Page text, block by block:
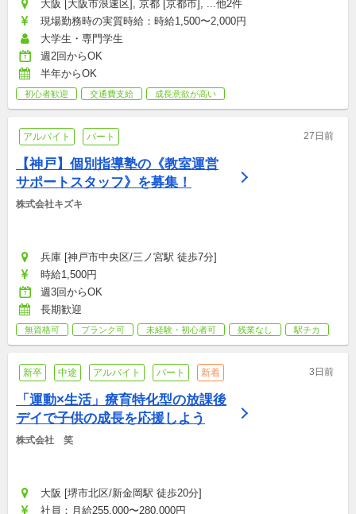
大阪 [大阪市浪速区], 京都 [京都市], ...他2件
現場勤務時の実質時給：時給1,500〜2,000円
大学生・専門学生
週2回からOK
半年からOK
初心者歓迎 交通費支給 成長意欲が高い
アルバイト パート 27日前
【神戸】個別指導塾の《教室運営
サポートスタッフ》を募集！
株式会社キズキ
兵庫 [神戸市中央区/三ノ宮駅 徒歩7分]
時給1,500円
週3回からOK
長期歓迎
無資格可 ブランク可 未経験・初心者可 残業なし 駅チカ
新卒 中途 アルバイト パート 新着 3日前
「運動×生活」療育特化型の放課後
デイで子供の成長を応援しよう
株式会社　笑
大阪 [堺市北区/新金岡駅 徒歩20分]
社員：月給255,000〜280,000円